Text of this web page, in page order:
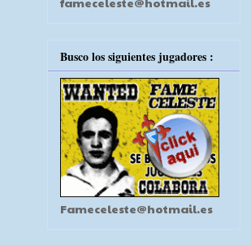
Busco los siguientes jugadores :
Fameceleste@hotmail.es